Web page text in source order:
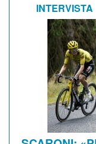
INTERVISTA